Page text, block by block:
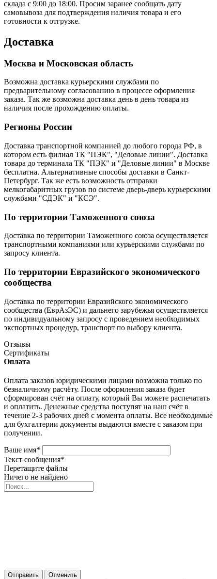
склада с 9:00 до 18:00. Просим заранее сообщать дату
самовывоза для подтверждения наличия товара и его
готовности к отгрузке.
Доставка
Москва и Московская область
Возможна доставка курьерскими службами по
предварительному согласованию в процессе оформления
заказа. Так же возможна доставка день в день товара из
наличия после прохождению оплаты.
Регионы России
Доставка транспортной компанией до любого города РФ, в
котором есть филиал ТК "ПЭК", "Деловые линии". Доставка
товара до терминала ТК "ПЭК" и "Деловые линии" в Москве
бесплатна. Альтернативные способы доставки в Санкт-
Петербург. Так же есть возможность отправки
мелкогабаритных грузов по системе дверь-дверь курьерскими
службами "СДЭК" и "КСЭ".
По территории Таможенного союза
Доставка по территории Таможенного союза осуществляется
транспортными компаниями или курьерскими службами по
запросу клиента.
По территории Евразийского экономического
сообщества
Доставка по территории Евразийского экономического
сообщества (ЕврАзЭС) и дальнего зарубежья осуществляется
по индивидуальному запросу с проведением необходимых
экспортных процедур, транспорт по выбору клиента.
Отзывы
Сертификаты
Оплата
Оплата заказов юридическими лицами возможна только по
безналичному расчёту. После оформления заказа будет
сформирован счёт на оплату, который Вы можете распечатать
и оплатить. Денежные средства поступят на наш счёт в
течение 2-3 рабочих дней с момента оплаты. Все необходимые
для бухгалтерии документы выдаются вместе с заказом при
получении.
Ваше имя*
Текст сообщения*
Перетащите файлы
Ничего не найдено
Отправить Отменить